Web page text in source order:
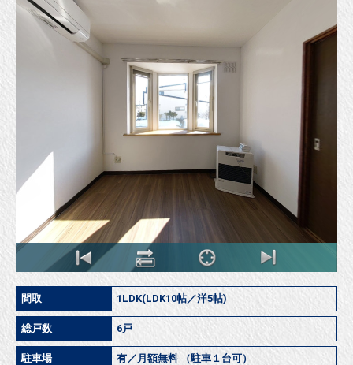
間取 1LDK(LDK10帖／洋5帖)
総戸数 6戸
駐車場 有／月額無料 （駐車１台可）